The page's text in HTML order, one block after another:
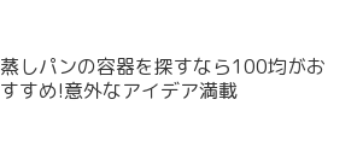
蒸しパンの容器を探すなら100均がお
すすめ!意外なアイデア満載